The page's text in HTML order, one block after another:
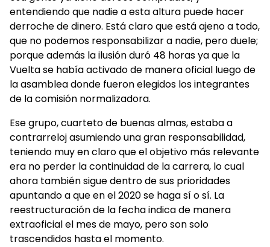
entendiendo que nadie a esta altura puede hacer
derroche de dinero. Está claro que está ajeno a todo,
que no podemos responsabilizar a nadie, pero duele;
porque además la ilusión duró 48 horas ya que la
Vuelta se había activado de manera oficial luego de
la asamblea donde fueron elegidos los integrantes
de la comisión normalizadora.
Ese grupo, cuarteto de buenas almas, estaba a
contrarreloj asumiendo una gran responsabilidad,
teniendo muy en claro que el objetivo más relevante
era no perder la continuidad de la carrera, lo cual
ahora también sigue dentro de sus prioridades
apuntando a que en el 2020 se haga sí o sí. La
reestructuración de la fecha indica de manera
extraoficial el mes de mayo, pero son solo
trascendidos hasta el momento.